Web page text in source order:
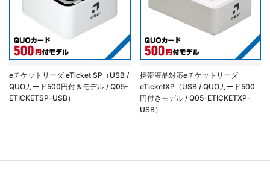
eチケットリーダ eTicket SP（USB /
QUOカード500円付きモデル / Q05-
ETICKETSP-USB）
携帯液晶対応eチケットリーダ
eTicketXP（USB / QUOカード500
円付きモデル / Q05-ETICKETXP-
USB）